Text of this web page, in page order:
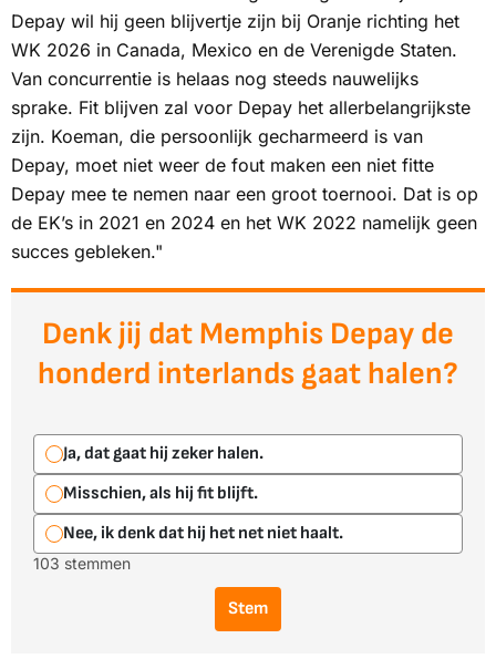
Depay wil hij geen blijvertje zijn bij Oranje richting het
WK 2026 in Canada, Mexico en de Verenigde Staten.
Van concurrentie is helaas nog steeds nauwelijks
sprake. Fit blijven zal voor Depay het allerbelangrijkste
zijn. Koeman, die persoonlijk gecharmeerd is van
Depay, moet niet weer de fout maken een niet fitte
Depay mee te nemen naar een groot toernooi. Dat is op
de EK’s in 2021 en 2024 en het WK 2022 namelijk geen
succes gebleken."
Denk jij dat Memphis Depay de
honderd interlands gaat halen?
Ja, dat gaat hij zeker halen.
Misschien, als hij fit blijft.
Nee, ik denk dat hij het net niet haalt.
103 stemmen
Stem